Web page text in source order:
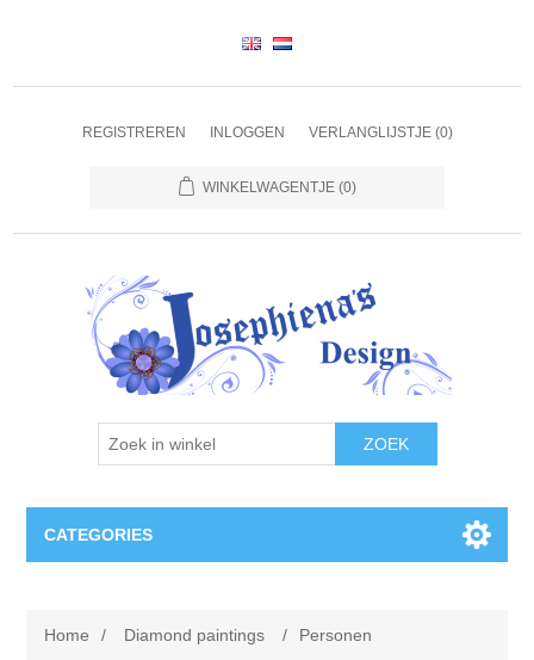
REGISTREREN INLOGGEN VERLANGLIJSTJE (0)
WINKELWAGENTJE (0)
ZOEK
CATEGORIES
Home / Diamond paintings / Personen